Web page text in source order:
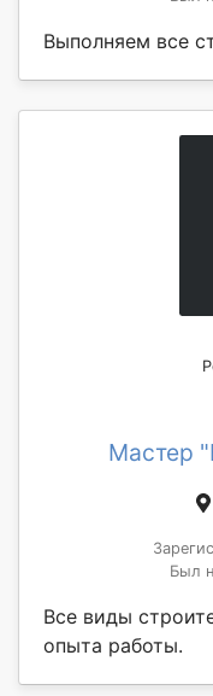
Выполняем все
Мастер
Был
Все виды
опыта работы.